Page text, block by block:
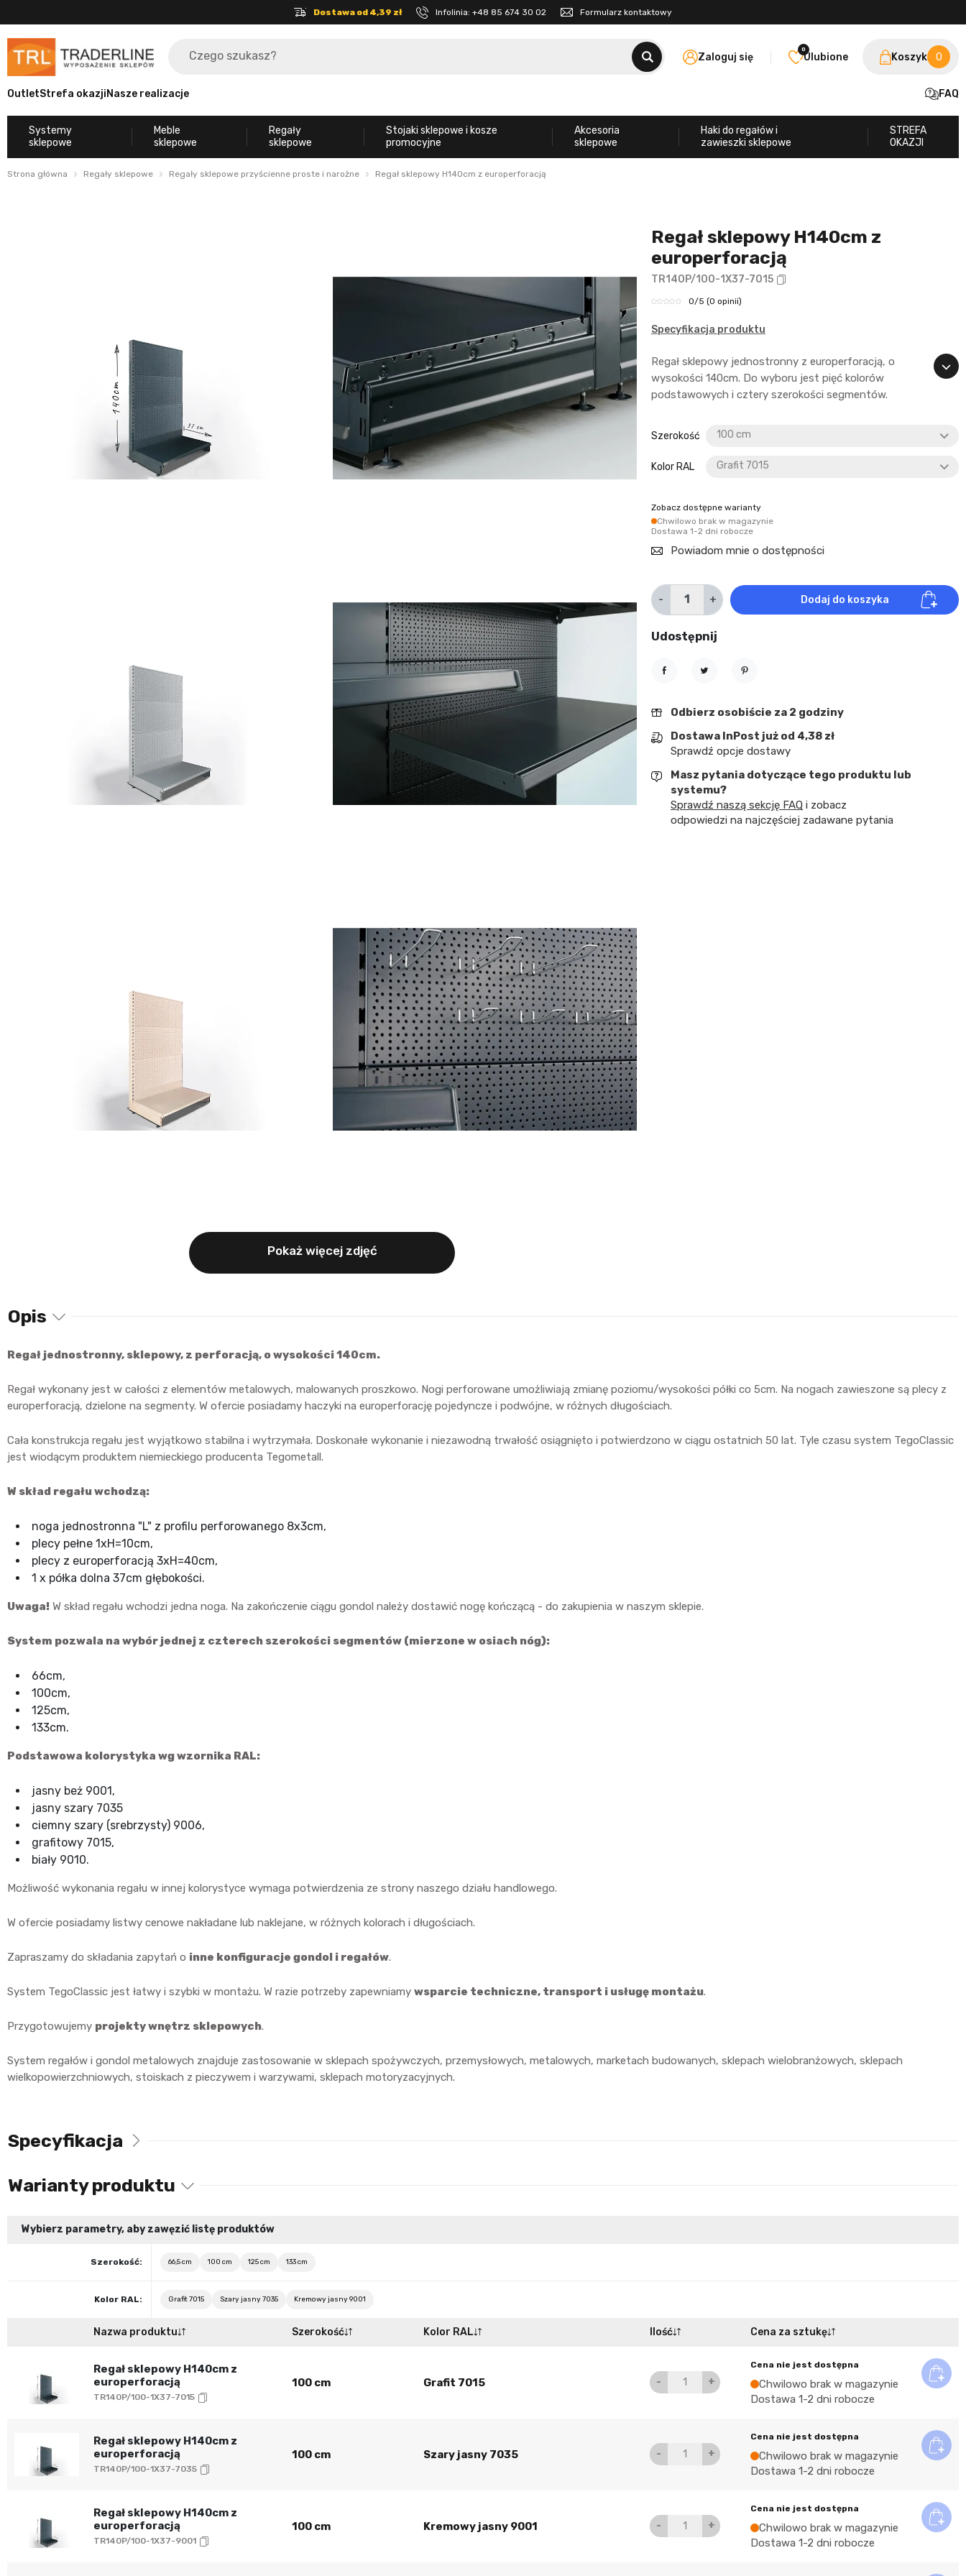
Dostawa od 4,39 zł Infolinia: +48 85 674 30 02 Formularz kontaktowy
Zaloguj się Ulubione
0
Koszyk 0
OutletStrefa okazjiNasze realizacje FAQ
Systemy
sklepowe
Meble
sklepowe
Regały
sklepowe
Stojaki sklepowe i kosze
promocyjne
Akcesoria
sklepowe
Haki do regałów i
zawieszki sklepowe
STREFA
OKAZJI
Strona główna Regały sklepowe Regały sklepowe przyścienne proste i narożne Regał sklepowy H140cm z europerforacją
Pokaż więcej zdjęć
Regał sklepowy H140cm z
europerforacją
TR140P/100-1X37-7015
0/5 (0 opinii)
Specyfikacja produktu
Regał sklepowy jednostronny z europerforacją, o
wysokości 140cm. Do wyboru jest pięć kolorów
podstawowych i cztery szerokości segmentów.
Szerokość
Kolor RAL
Zobacz dostępne warianty
Chwilowo brak w magazynie
Dostawa 1-2 dni robocze
Powiadom mnie o dostępności
- + Dodaj do koszyka
Udostępnij
Odbierz osobiście za 2 godziny
Dostawa InPost już od 4,38 zł
Sprawdź opcje dostawy
Masz pytania dotyczące tego produktu lub
systemu?
Sprawdź naszą sekcję FAQ i zobacz
odpowiedzi na najczęściej zadawane pytania
Opis
Regał jednostronny, sklepowy, z perforacją, o wysokości 140cm.
Regał wykonany jest w całości z elementów metalowych, malowanych proszkowo. Nogi perforowane umożliwiają zmianę poziomu/wysokości półki co 5cm. Na nogach zawieszone są plecy z
europerforacją, dzielone na segmenty. W ofercie posiadamy haczyki na europerforację pojedyncze i podwójne, w różnych długościach.
Cała konstrukcja regału jest wyjątkowo stabilna i wytrzymała. Doskonałe wykonanie i niezawodną trwałość osiągnięto i potwierdzono w ciągu ostatnich 50 lat. Tyle czasu system TegoClassic
jest wiodącym produktem niemieckiego producenta Tegometall.
W skład regału wchodzą:
noga jednostronna "L" z profilu perforowanego 8x3cm,
plecy pełne 1xH=10cm,
plecy z europerforacją 3xH=40cm,
1 x półka dolna 37cm głębokości.
Uwaga! W skład regału wchodzi jedna noga. Na zakończenie ciągu gondol należy dostawić nogę kończącą - do zakupienia w naszym sklepie.
System pozwala na wybór jednej z czterech szerokości segmentów (mierzone w osiach nóg):
66cm,
100cm,
125cm,
133cm.
Podstawowa kolorystyka wg wzornika RAL:
jasny beż 9001,
jasny szary 7035
ciemny szary (srebrzysty) 9006,
grafitowy 7015,
biały 9010.
Możliwość wykonania regału w innej kolorystyce wymaga potwierdzenia ze strony naszego działu handlowego.
W ofercie posiadamy listwy cenowe nakładane lub naklejane, w różnych kolorach i długościach.
Zapraszamy do składania zapytań o inne konfiguracje gondol i regałów.
System TegoClassic jest łatwy i szybki w montażu. W razie potrzeby zapewniamy wsparcie techniczne, transport i usługę montażu.
Przygotowujemy projekty wnętrz sklepowych.
System regałów i gondol metalowych znajduje zastosowanie w sklepach spożywczych, przemysłowych, metalowych, marketach budowanych, sklepach wielobranżowych, sklepach
wielkopowierzchniowych, stoiskach z pieczywem i warzywami, sklepach motoryzacyjnych.
Specyfikacja
Warianty produktu
Wybierz parametry, aby zawęzić listę produktów
Szerokość: 66,5 cm 100 cm 125 cm 133 cm
Kolor RAL: Grafit 7015 Szary jasny 7035 Kremowy jasny 9001
Nazwa produktu Szerokość Kolor RAL Ilość Cena za sztukę
Regał sklepowy H140cm z
europerforacją
TR140P/100-1X37-7015
100 cm Grafit 7015 - +
Cena nie jest dostępna
Chwilowo brak w magazynie
Dostawa 1-2 dni robocze
Regał sklepowy H140cm z
europerforacją
TR140P/100-1X37-7035
100 cm Szary jasny 7035 - +
Cena nie jest dostępna
Chwilowo brak w magazynie
Dostawa 1-2 dni robocze
Regał sklepowy H140cm z
europerforacją
TR140P/100-1X37-9001
100 cm Kremowy jasny 9001 - +
Cena nie jest dostępna
Chwilowo brak w magazynie
Dostawa 1-2 dni robocze